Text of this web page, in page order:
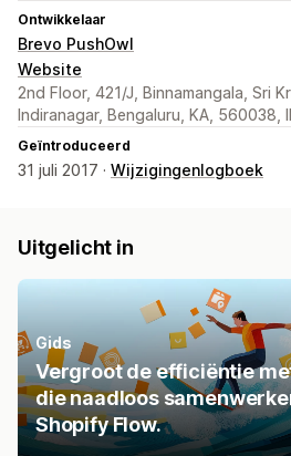
Ontwikkelaar
Brevo PushOwl
Website
2nd Floor, 421/J, Binnamangala, Sri
Indiranagar, Bengaluru, KA, 560038,
Geïntroduceerd
31 juli 2017 · Wijzigingenlogboek
Uitgelicht in
Gids
Vergroot de efficiëntie
die naadloos
Shopify Flow.